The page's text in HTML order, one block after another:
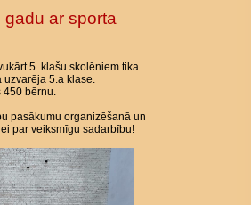
ar sporta
5. klašu skolēniem tika
uzvarēja 5.a klase.
450 bērnu.
pasākumu organizēšanā un
par veiksmīgu sadarbību!